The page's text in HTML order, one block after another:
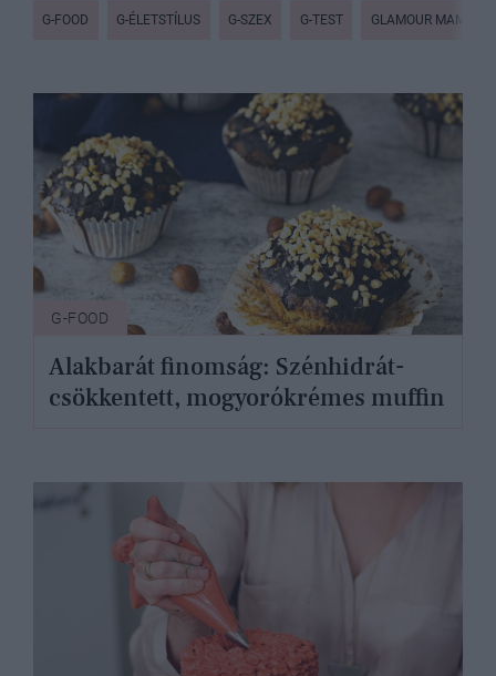
G-FOOD G-ÉLETSTÍLUS G-SZEX G-TEST GLAMOUR MAMI
G-FOOD
Alakbarát finomság: Szénhidrát-
csökkentett, mogyorókrémes muffin